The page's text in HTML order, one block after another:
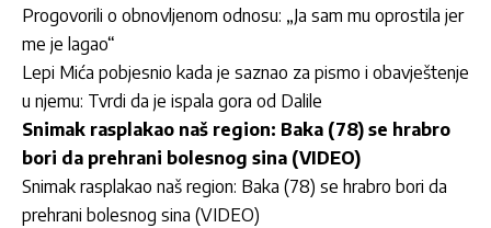
Progovorili o obnovljenom odnosu: „Ja sam mu oprostila jer
me je lagao“
Lepi Mića pobjesnio kada je saznao za pismo i obavještenje
u njemu: Tvrdi da je ispala gora od Dalile
Snimak rasplakao naš region: Baka (78) se hrabro
bori da prehrani bolesnog sina (VIDEO)
Snimak rasplakao naš region: Baka (78) se hrabro bori da
prehrani bolesnog sina (VIDEO)